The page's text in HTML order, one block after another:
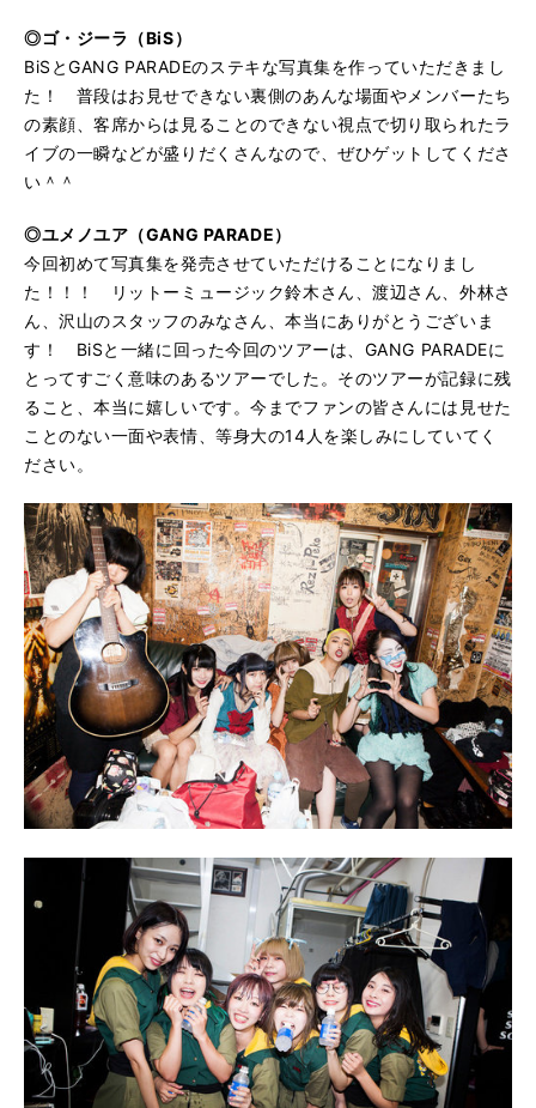
◎ゴ・ジーラ（BiS）
BiSとGANG PARADEのステキな写真集を作っていただきまし
た！ 普段はお見せできない裏側のあんな場面やメンバーたち
の素顔、客席からは見ることのできない視点で切り取られたラ
イブの一瞬などが盛りだくさんなので、ぜひゲットしてくださ
い＾＾
◎ユメノユア（GANG PARADE）
今回初めて写真集を発売させていただけることになりまし
た！！！ リットーミュージック鈴木さん、渡辺さん、外林さ
ん、沢山のスタッフのみなさん、本当にありがとうございま
す！ BiSと一緒に回った今回のツアーは、GANG PARADEに
とってすごく意味のあるツアーでした。そのツアーが記録に残
ること、本当に嬉しいです。今までファンの皆さんには見せた
ことのない一面や表情、等身大の14人を楽しみにしていてく
ださい。